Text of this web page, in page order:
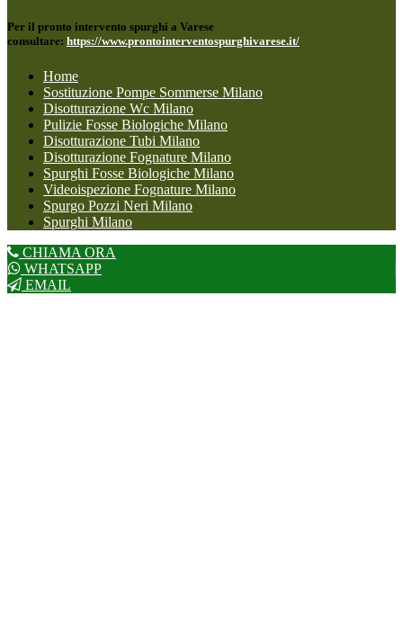
Per il pronto intervento spurghi a Varese
consultare: https://www.prontointerventospurghivarese.it/
Home
Sostituzione Pompe Sommerse Milano
Disotturazione Wc Milano
Pulizie Fosse Biologiche Milano
Disotturazione Tubi Milano
Disotturazione Fognature Milano
Spurghi Fosse Biologiche Milano
Videoispezione Fognature Milano
Spurgo Pozzi Neri Milano
Spurghi Milano
CHIAMA ORA
WHATSAPP
EMAIL